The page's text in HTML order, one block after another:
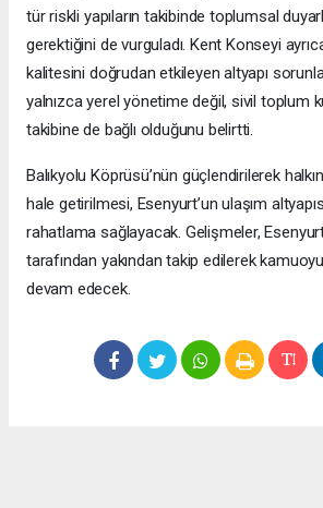
tür riskli yapıların takibinde toplumsal
gerektiğini de vurguladı. Kent Konseyi
kalitesini doğrudan etkileyen altyapı
yalnızca yerel yönetime değil, sivil toplum
takibine de bağlı olduğunu belirtti.
Balıkyolu Köprüsü’nün güçlendirilerek
hale getirilmesi, Esenyurt’un ulaşım
rahatlama sağlayacak. Gelişmeler,
tarafından yakından takip edilerek
devam edecek.